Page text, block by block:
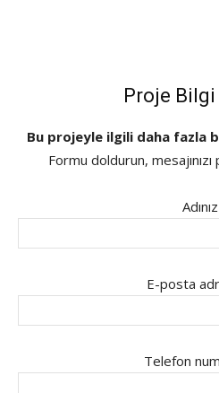
Proje Bilgi
Bu projeyle ilgili daha fazla
Formu doldurun,
Adınız
E-posta
Telefon